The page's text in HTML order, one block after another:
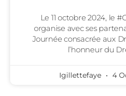
Le 11 octobre 2024, le
organise avec ses
Journée consacrée aux
l’honneur du
Igillettefaye 4